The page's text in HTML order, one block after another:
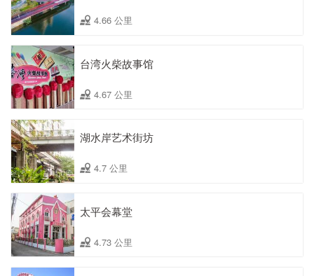
4.66 公里
台湾火柴故事馆
4.67 公里
湖水岸艺术街坊
4.7 公里
太平会幕堂
4.73 公里